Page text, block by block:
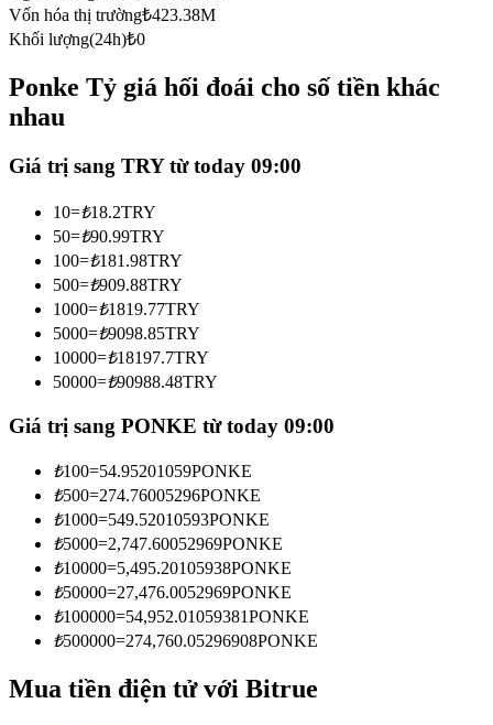
Tham gia cùng các nhà giao dịch hàng đầu
Trở thành Nhà giao dịch Sao chép
Tận hưởng chia sẻ lợi nhuận và hoa hồng giao dịch sao chép
Thông tin
Phân tích dữ liệu lớn bao gồm thông tin giao dịch, v.v.
Vốn hóa thị trường₺423.38M
Khối lượng(24h)₺0
Ponke Tỷ giá hối đoái cho số tiền khác
nhau
Giá trị sang TRY từ today 09:00
10=₺18.2TRY
50=₺90.99TRY
100=₺181.98TRY
500=₺909.88TRY
1000=₺1819.77TRY
5000=₺9098.85TRY
10000=₺18197.7TRY
50000=₺90988.48TRY
Giá trị sang PONKE từ today 09:00
₺100=54.95201059PONKE
₺500=274.76005296PONKE
₺1000=549.52010593PONKE
₺5000=2,747.60052969PONKE
₺10000=5,495.20105938PONKE
₺50000=27,476.0052969PONKE
₺100000=54,952.01059381PONKE
₺500000=274,760.05296908PONKE
Mua tiền điện tử với Bitrue